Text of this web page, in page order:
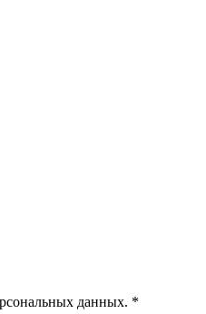
данных. *